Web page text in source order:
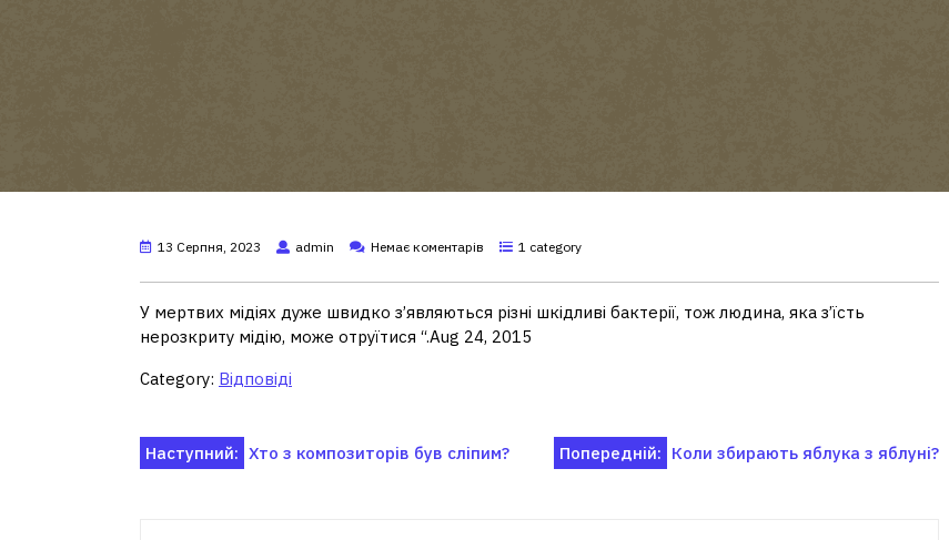
13 Серпня, 2023 admin Немає коментарів 1 category
У мертвих мідіях дуже швидко з’являються різні шкідливі бактерії, тож людина, яка з’їсть
нерозкриту мідію, може отруїтися “.Aug 24, 2015
Category: Відповіді
Навігація
Попередній: Коли збирають яблука з яблуні?
Наступний: Хто з композиторів був сліпим?